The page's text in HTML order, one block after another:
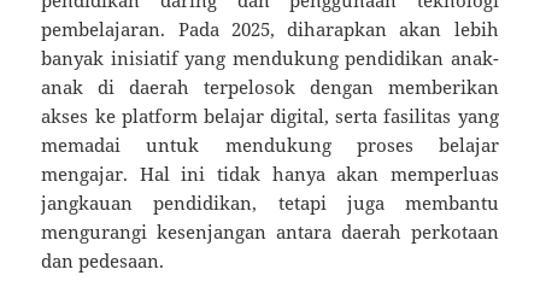
pembelajaran. Pada 2025, diharapkan akan lebih
banyak inisiatif yang mendukung pendidikan anak-
anak di daerah terpelosok dengan memberikan
akses ke platform belajar digital, serta fasilitas yang
memadai untuk mendukung proses belajar
mengajar. Hal ini tidak hanya akan memperluas
jangkauan pendidikan, tetapi juga membantu
mengurangi kesenjangan antara daerah perkotaan
dan pedesaan.